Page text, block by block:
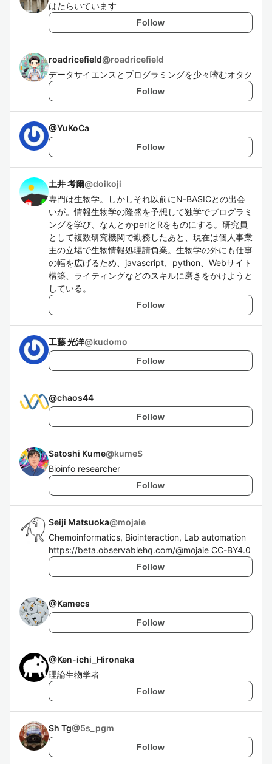
はたらいています
Follow
roadricefield@roadricefield
データサイエンスとプログラミングを少々嗜むオタク
Follow
@YuKoCa
Follow
土井 考爾@doikoji
専門は生物学。しかしそれ以前にN-BASICとの出会
いが。情報生物学の隆盛を予想して独学でプログラミ
ングを学び、なんとかperlとRをものにする。研究員
として複数研究機関で勤務したあと、現在は個人事業
主の立場で生物情報処理請負業。生物学の外にも仕事
の幅を広げるため、javascript、python、Webサイト
構築、ライティングなどのスキルに磨きをかけようと
している。
Follow
工藤 光洋@kudomo
Follow
@chaos44
Follow
Satoshi Kume@kumeS
Bioinfo researcher
Follow
Seiji Matsuoka@mojaie
Chemoinformatics, Biointeraction, Lab automation
https://beta.observablehq.com/@mojaie CC-BY4.0
Follow
@Kamecs
Follow
@Ken-ichi_Hironaka
理論生物学者
Follow
Sh Tg@5s_pgm
Follow